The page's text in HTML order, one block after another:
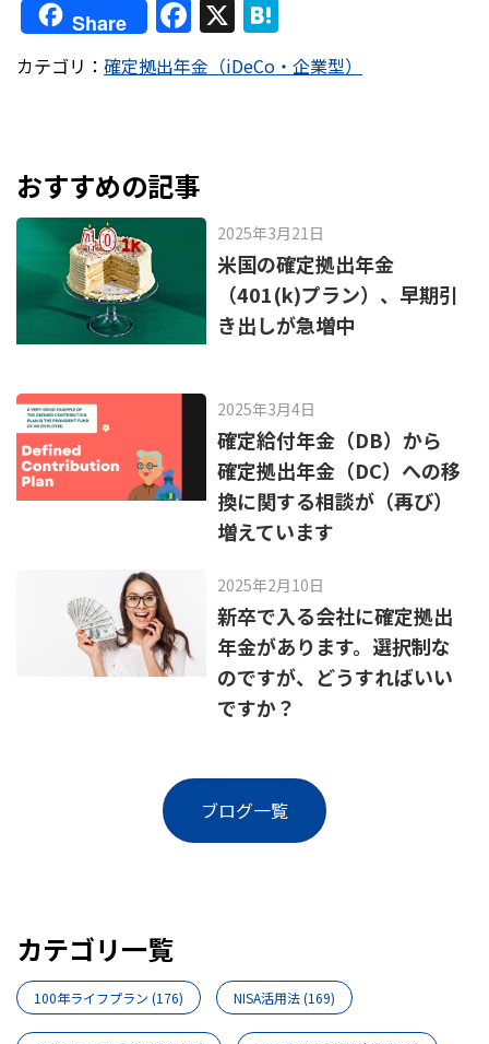
Share F
a
c
o
o
X
at
e
カテゴリ： 確定拠出年金（iDeCo・企業型）
おすすめの記事
2025年3月21日
米国の確定拠出年金
（401(k)プラン）、早期引
き出しが急増中
2025年3月4日
確定給付年金（DB）から
確定拠出年金（DC）への移
換に関する相談が（再び）
増えています
2025年2月10日
新卒で入る会社に確定拠出
年金があります。選択制な
のですが、どうすればいい
ですか？
ブログ一覧
カテゴリ一覧
100年ライフプラン (176) NISA活用法(169)